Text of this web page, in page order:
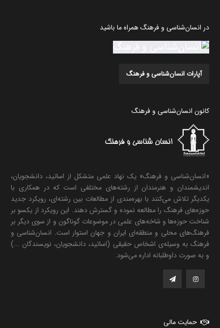
در انسان‌شناسی و فرهنگ همراه ما باشید
آپارات انسان‌شناسی و فرهنگ
کانون انسان‌شناسی و فرهنگ
«انسان‌شناسی و فرهنگ» یک نهاد علمی متشکل از اساتید، دانشجویان،
اندیشمندان و هنرمندان از رشته‌های مختلفی است که در همکاری با
یکدیگر تلاش می‌کنند با بهره‌مندی از مطالعات بین رشته‌ای، رویکرد جدید
حوزه‌های فرهنگ را مطالعه نموده و گسترش دهند. این رویکرد از یکسو بر
شناخت حوزه‌ها و شاخه‌های علمی در موضوعات گوناگون و از سوی دیگر بر
فرهنگ‌های محلی و منطقه‌ای ایران و جهان استوار است. انسان‌شناسی و
فرهنگ به وسیله‌ی اشخاص حقیقی (اساتید، دانشجویان، نویسندگان ...)
و به صورت داوطلبانه اداره می‌شود.
حمایت مالی